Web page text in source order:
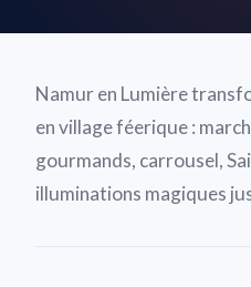
Namur en Lumière
en village féerique :
gourmands, carrousel,
illuminations magiques